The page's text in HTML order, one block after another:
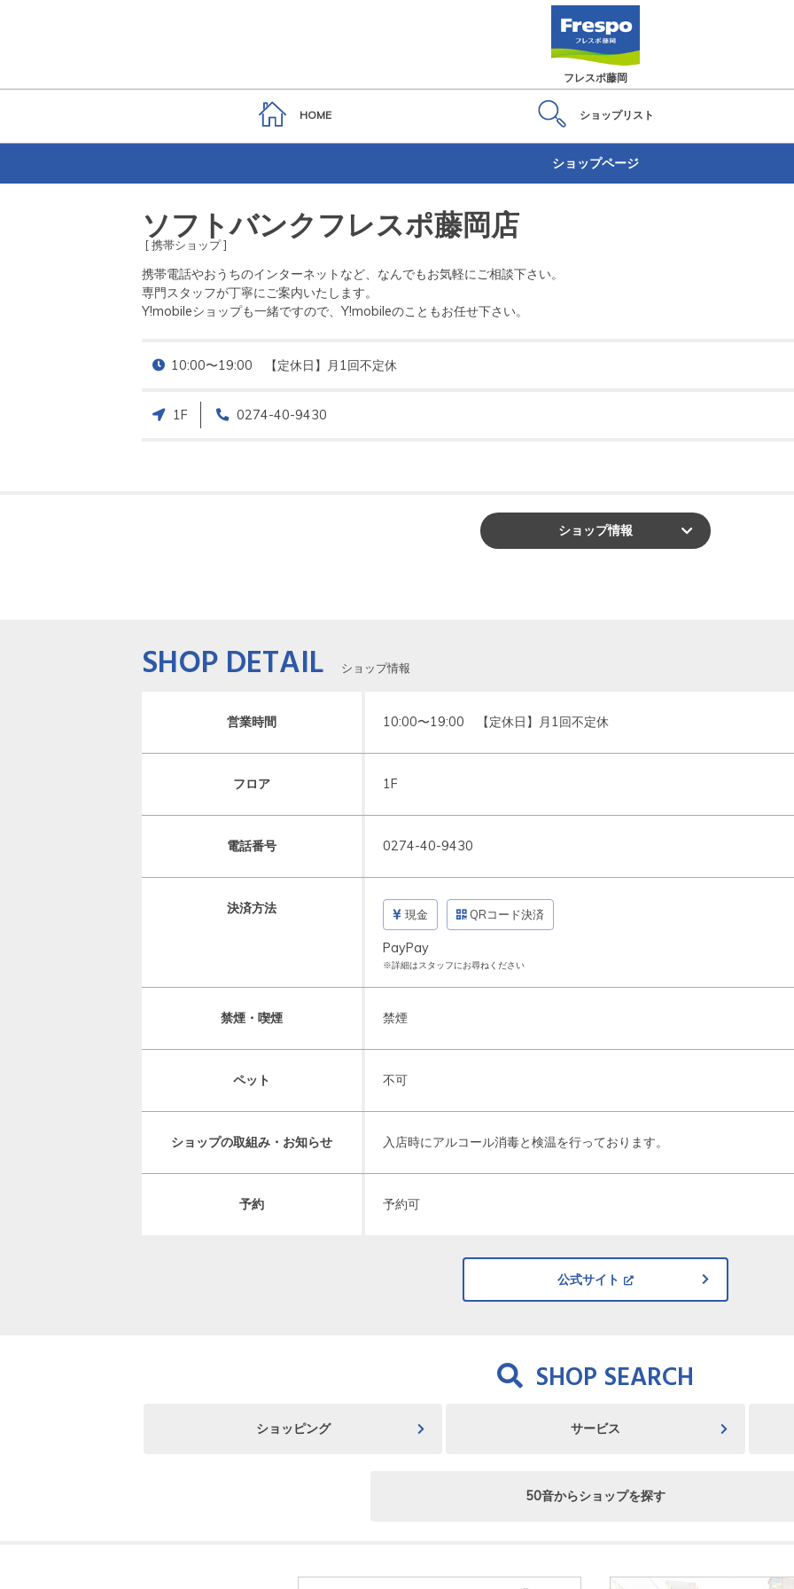
フレスポ藤岡
HOME ショップリスト
ショップページ
ソフトバンクフレスポ藤岡店
[ 携帯ショップ ]
携帯電話やおうちのインターネットなど、なんでもお気軽にご相談下さい。
専門スタッフが丁寧にご案内いたします。
Y!mobileショップも一緒ですので、Y!mobileのこともお任せ下さい。
10:00〜19:00　【定休日】月1回不定休
1F 0274-40-9430
ショップ情報
SHOP DETAIL ショップ情報
営業時間 10:00〜19:00　【定休日】月1回不定休
フロア 1F
電話番号 0274-40-9430
決済方法 現金 QRコード決済
PayPay
※詳細はスタッフにお尋ねください
禁煙・喫煙 禁煙
ペット 不可
ショップの取組み・お知らせ 入店時にアルコール消毒と検温を行っております。
予約 予約可
公式サイト
SHOP SEARCH
ショッピング サービス
50音からショップを探す